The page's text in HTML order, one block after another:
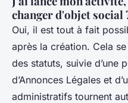
changer d'objet social
Oui, il est tout à fait
après la création. Cela
des statuts, suivie d’une
d’Annonces Légales et
administratifs tournent